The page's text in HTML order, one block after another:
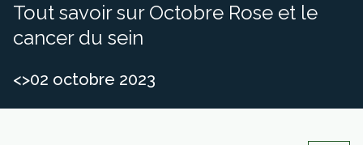
Tout savoir sur Octobre Rose et le
cancer du sein
<>02 octobre 2023